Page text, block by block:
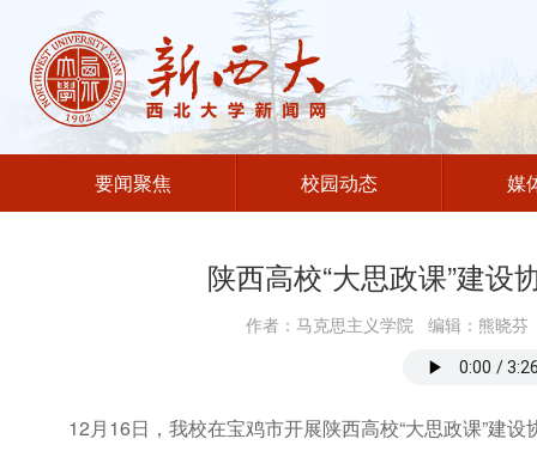
要闻聚焦 校园动态 媒
陕西高校“大思政课”建设
作者：马克思主义学院 编辑：熊晓
12月16日，我校在宝鸡市开展陕西高校“大思政课”建